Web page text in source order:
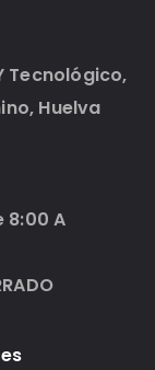
Tecnológico,
Huelva
8:00 A